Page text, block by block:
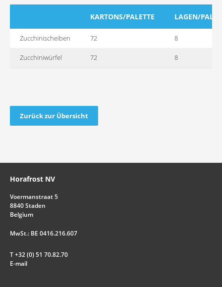
KARTONS/PALETTE LAGEN/
Zucchinischeiben 72 8
Zucchiniwürfel 72 8
Zurück zur Übersicht
Horafrost NV
Voermanstraat 5
8840 Staden
Belgium
MwSt.: BE 0416.216.607
T +32 (0) 51 70.82.70
E-mail